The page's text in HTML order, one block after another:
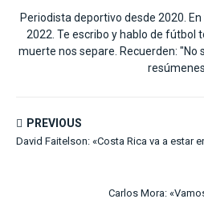
Periodista deportivo desde 2020.
2022. Te escribo y hablo de fútbol
muerte nos separe. Recuerden: "No
PREVIOUS
David Faitelson: «Costa Rica va a estar
Carlos Mora: